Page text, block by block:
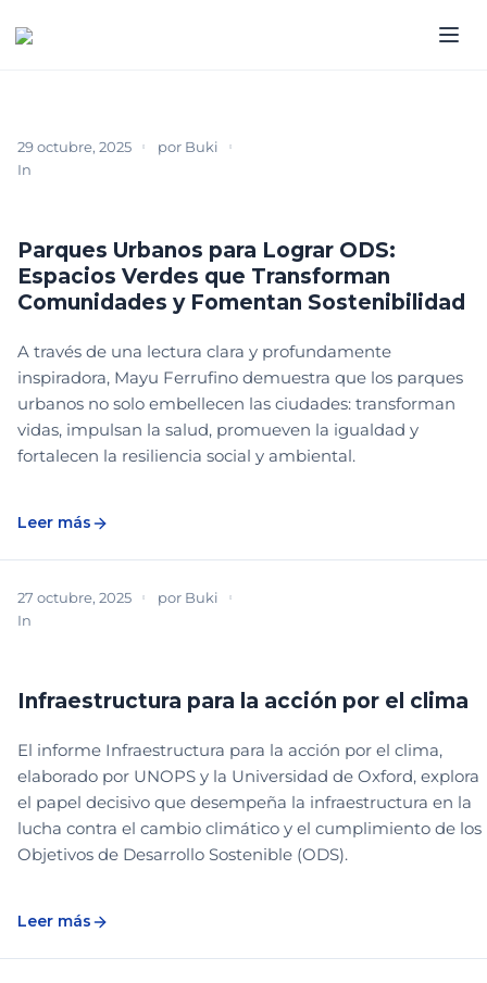
29 octubre, 2025 por Buki
In
Parques Urbanos para Lograr ODS:
Espacios Verdes que Transforman
Comunidades y Fomentan Sostenibilidad
A través de una lectura clara y profundamente
inspiradora, Mayu Ferrufino demuestra que los parques
urbanos no solo embellecen las ciudades: transforman
vidas, impulsan la salud, promueven la igualdad y
fortalecen la resiliencia social y ambiental.
Leer más
27 octubre, 2025 por Buki
In
Infraestructura para la acción por el clima
El informe Infraestructura para la acción por el clima,
elaborado por UNOPS y la Universidad de Oxford, explora
el papel decisivo que desempeña la infraestructura en la
lucha contra el cambio climático y el cumplimiento de los
Objetivos de Desarrollo Sostenible (ODS).
Leer más